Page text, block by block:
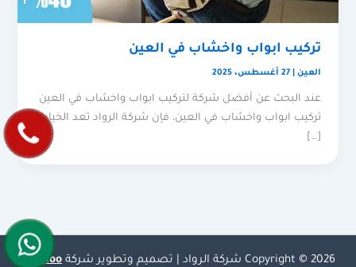
تركيب ابواب واخشاب في العين
العين |27 أغسطس، 2025
عند البحث عن أفضل شركة لتركيب ابواب واخشاب في العين
تركيب ابواب واخشاب في العين، فإن شركة الرواد تعد الخيار
[…]
Copyright © 2026 شركة الرواد | تصميم وتطوير شركة Olymoo